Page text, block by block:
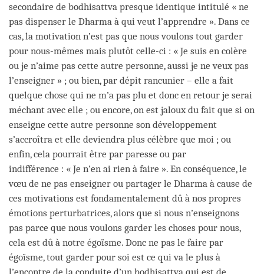
secondaire de bodhisattva presque identique intitulé « ne
pas dispenser le Dharma à qui veut l’apprendre ». Dans ce
cas, la motivation n’est pas que nous voulons tout garder
pour nous-mêmes mais plutôt celle-ci : « Je suis en colère
ou je n’aime pas cette autre personne, aussi je ne veux pas
l’enseigner » ; ou bien, par dépit rancunier – elle a fait
quelque chose qui ne m’a pas plu et donc en retour je serai
méchant avec elle ; ou encore, on est jaloux du fait que si on
enseigne cette autre personne son développement
s’accroîtra et elle deviendra plus célèbre que moi ; ou
enfin, cela pourrait être par paresse ou par
indifférence : « Je n’en ai rien à faire ». En conséquence, le
vœu de ne pas enseigner ou partager le Dharma à cause de
ces motivations est fondamentalement dû à nos propres
émotions perturbatrices, alors que si nous n’enseignons
pas parce que nous voulons garder les choses pour nous,
cela est dû à notre égoïsme. Donc ne pas le faire par
égoïsme, tout garder pour soi est ce qui va le plus à